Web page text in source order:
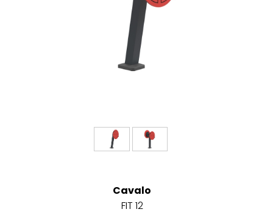
Cavalo
FIT 12